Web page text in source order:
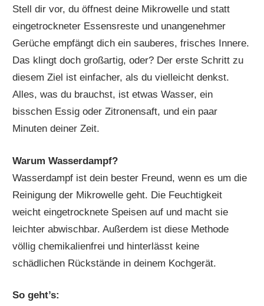
Stell dir vor, du öffnest deine Mikrowelle und statt
eingetrockneter Essensreste und unangenehmer
Gerüche empfängt dich ein sauberes, frisches Innere.
Das klingt doch großartig, oder? Der erste Schritt zu
diesem Ziel ist einfacher, als du vielleicht denkst.
Alles, was du brauchst, ist etwas Wasser, ein
bisschen Essig oder Zitronensaft, und ein paar
Minuten deiner Zeit.
Warum Wasserdampf?
Wasserdampf ist dein bester Freund, wenn es um die
Reinigung der Mikrowelle geht. Die Feuchtigkeit
weicht eingetrocknete Speisen auf und macht sie
leichter abwischbar. Außerdem ist diese Methode
völlig chemikalienfrei und hinterlässt keine
schädlichen Rückstände in deinem Kochgerät.
So geht’s: